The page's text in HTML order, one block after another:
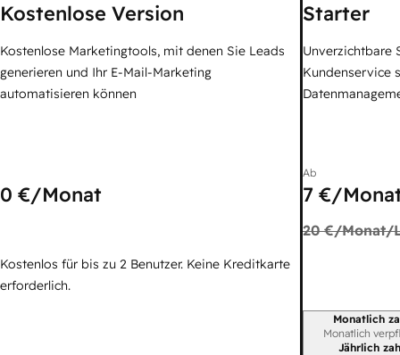
Kostenlose Version
Kostenlose Marketingtools, mit denen Sie Leads
generieren und Ihr E-Mail-Marketing
automatisieren können
0 €/Monat
Kostenlos für bis zu 2 Benutzer. Keine Kreditkarte
erforderlich.
Starter
Unverzichtbare
Kundenservice
Ab
7 €/
20 €/Monat/
Monatlich
Monatlich
Jährlich